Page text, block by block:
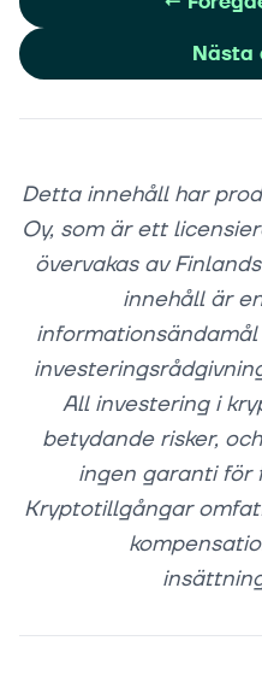
Nästa
Detta innehåll har
Oy, som är ett
övervakas av
innehåll är
All investering i
betydande risker,
ingen garanti för
Kryptotillgångar